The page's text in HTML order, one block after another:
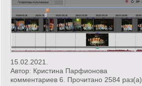
15.02.2021.
Автор: Кристина Парфионова
комментариев 6. Прочитано 2584 раз(a)